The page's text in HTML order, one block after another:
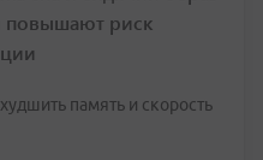
повышают риск
память и скорость